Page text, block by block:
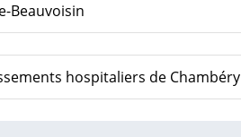
Beauvoisin
hospitaliers de Chambéry